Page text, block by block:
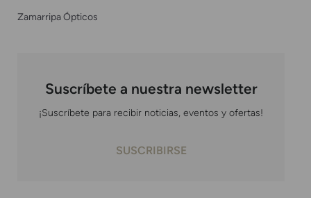
Zamarripa Ópticos
Suscríbete a nuestra newsletter
¡Suscríbete para recibir noticias, eventos y ofertas!
SUSCRIBIRSE